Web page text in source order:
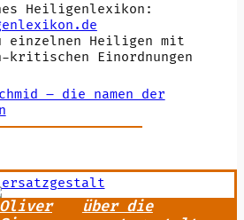
Heiligenlexikon:
Heiligen mit
Einordnungen
– die namen der
Oliver
über die